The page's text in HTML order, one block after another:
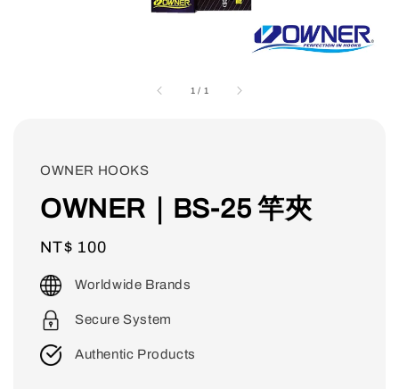
1 / 1
OWNER HOOKS
OWNER｜BS-25 竿夾
Regular
price
NT$ 100
Worldwide Brands
Secure System
Authentic Products